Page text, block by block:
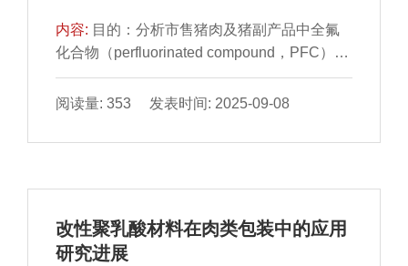
制鱼肉中2-甲基丁醛、3-甲基-2-丁烯醛和1-戊
烯-3-醇等化合物相对含量增加。木糖辅助腌制
可加剧烤制过程中的美拉德反应，导致鲐鱼片
亮度降低、颜色加深。电子舌传分析结果表
内容: 目的：分析市售猪肉及猪副产品中全氟
化合物（perfluorinated compound，PFC）的
污染情况，并对食用此类食物存在的健康风险
进行评估。方法：采用液相色谱-串联质谱法测
其污染特征，并运用风险比评估其潜在的健康
PFC，检出率范围为1.18%～55.29%，全氟丁
（perfluorooctane sulfonic acid，PFOS）是
主要污染物；猪肝中的主要污染物为PFOS，
阅读量: 353 发表时间: 2025-09-08
改性聚乳酸材料在肉类包装中的应用
研究进展